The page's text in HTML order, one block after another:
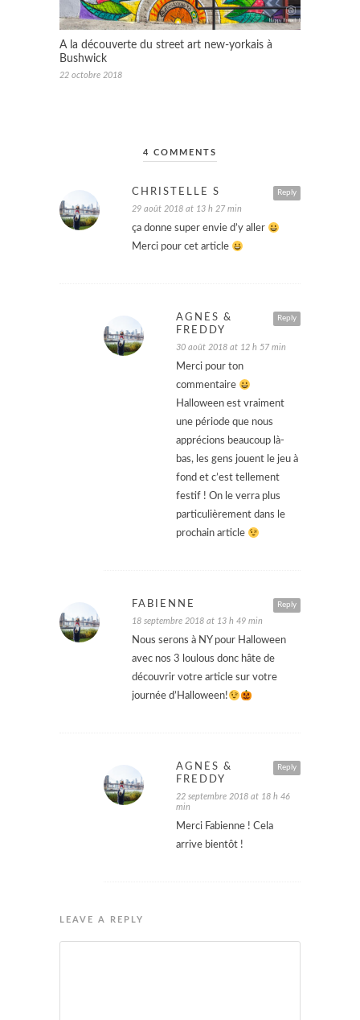
A la découverte du street art new-yorkais à
Bushwick
22 octobre 2018
4 COMMENTS
Reply
CHRISTELLE S
29 août 2018 at 13 h 27 min
ça donne super envie d’y aller
Merci pour cet article
Reply
AGNÈS &
FREDDY
30 août 2018 at 12 h 57 min
Merci pour ton
commentaire
Halloween est vraiment
une période que nous
apprécions beaucoup là-
bas, les gens jouent le jeu à
fond et c’est tellement
festif ! On le verra plus
particulièrement dans le
prochain article
Reply
FABIENNE
18 septembre 2018 at 13 h 49 min
Nous serons à NY pour Halloween
avec nos 3 loulous donc hâte de
découvrir votre article sur votre
journée d’Halloween!
Reply
AGNÈS &
FREDDY
22 septembre 2018 at 18 h 46
min
Merci Fabienne ! Cela
arrive bientôt !
LEAVE A REPLY